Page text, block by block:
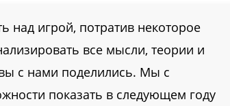
над игрой, потратив некоторое
все мысли, теории и
с нами поделились. Мы с
показать в следующем году